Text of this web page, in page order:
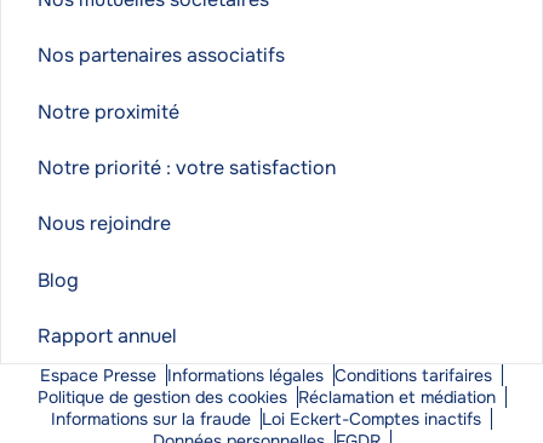
Nos partenaires associatifs
Notre proximité
Notre priorité : votre satisfaction
Nous rejoindre
Blog
Rapport annuel
Espace Presse Informations légales Conditions tarifaires
Politique de gestion des cookies Réclamation et médiation
Informations sur la fraude Loi Eckert-Comptes inactifs